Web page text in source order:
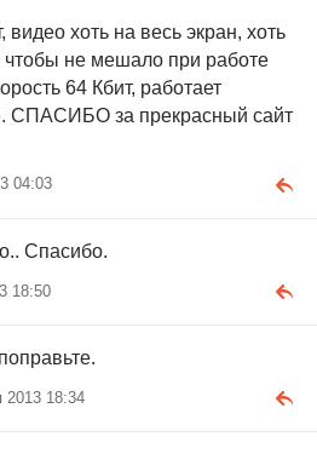
видео хоть на весь экран, хоть
чтобы не мешало при работе
64 Кбит, работает
СПАСИБО за прекрасный сайт
04:03
Спасибо.
18:50
2013 18:34